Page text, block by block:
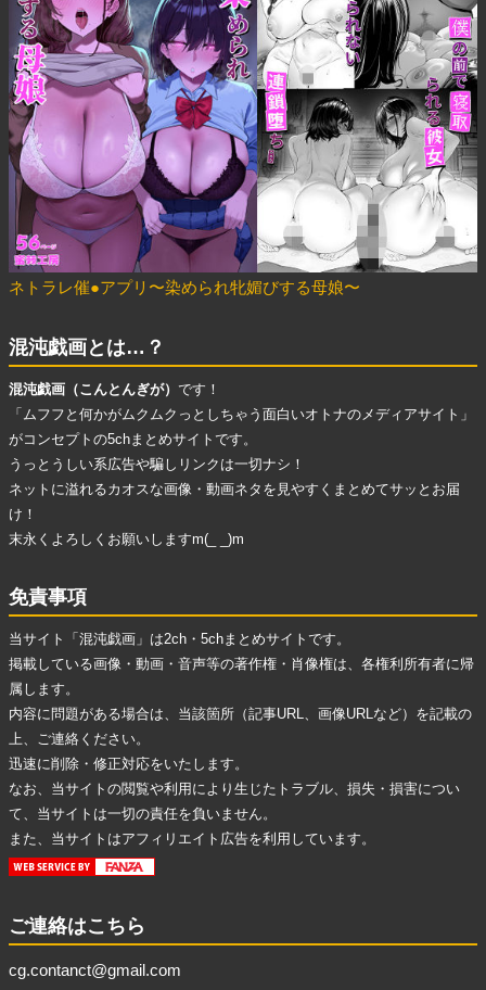
ネトラレ催●アプリ〜染められ牝媚びする母娘〜
混沌戯画とは…？
混沌戯画（こんとんぎが） です！
「ムフフと何かがムクムクっとしちゃう面白いオトナのメディアサイト」
がコンセプトの5chまとめサイトです。
うっとうしい系広告や騙しリンク は一切ナシ！
ネットに溢れるカオスな画像・動画ネタ を見やすくまとめてサッとお届
け！
末永くよろしくお願いしますm(_ _)m
免責事項
当サイト「混沌戯画」は2ch・5chまとめサイトです。
掲載している画像・動画・音声等の著作権・肖像権は、各権利所有者に帰
属します。
内容に問題がある場合は、当該箇所（記事URL、画像URLなど）を記載の
上、ご連絡ください。
迅速に削除・修正対応をいたします。
なお、当サイトの閲覧や利用により生じたトラブル、損失・損害につい
て、当サイトは一切の責任を負いません。
また、当サイトはアフィリエイト広告を利用しています。
ご連絡はこちら
cg.contanct@gmail.com